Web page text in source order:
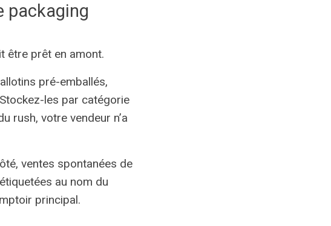
packaging
être prêt en amont.
pré-emballés,
les par catégorie
rush, votre vendeur n’a
ventes spontanées de
au nom du
principal.